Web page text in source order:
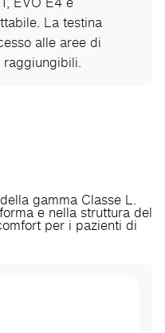
La testina
alle aree di
gamma Classe L.
e nella struttura del
per i pazienti di